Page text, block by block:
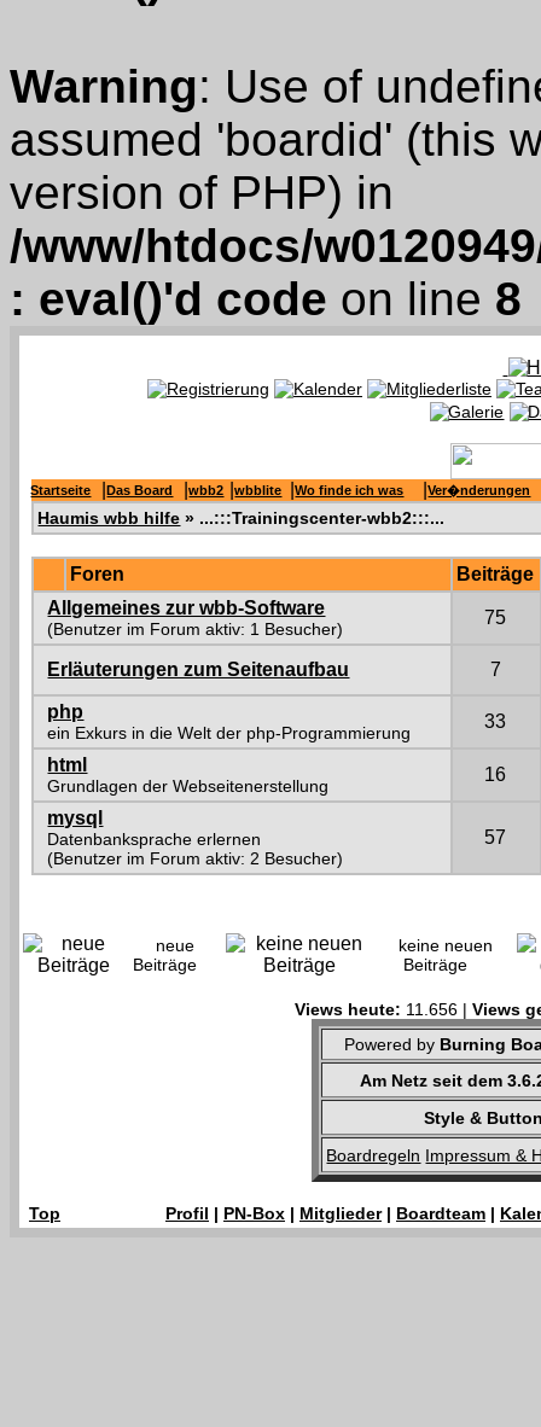
Warning: Use of
assumed 'boardid' (this
version of PHP) in
/www/htdocs/
: eval()'d code on line 8
Startseite |Das Board |wbb2 |wbblite |Wo finde ich was |Ver�nderungen
Haumis wbb hilfe » ...:::Trainingscenter-wbb2:::...
Foren
Beiträge
Allgemeines zur wbb-Software
(Benutzer im Forum aktiv: 1 Besucher)
75
Erläuterungen zum Seitenaufbau 7
php
ein Exkurs in die Welt der php-Programmierung
33
html
Grundlagen der Webseitenerstellung
16
mysql
Datenbanksprache erlernen
(Benutzer im Forum aktiv: 2 Besucher)
57
neue
Beiträge
keine neuen
Beiträge
Views heute: 11.656 |Views
Powered by Burning
Am Netz seit dem
Style &
Boardregeln Impressum &
Top Profil | PN-Box | Mitglieder| Boardteam |